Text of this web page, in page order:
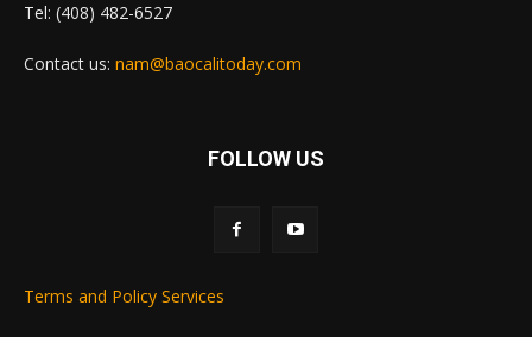
Tel: (408) 482-6527
Contact us: nam@baocalitoday.com
FOLLOW US
Terms and Policy Services